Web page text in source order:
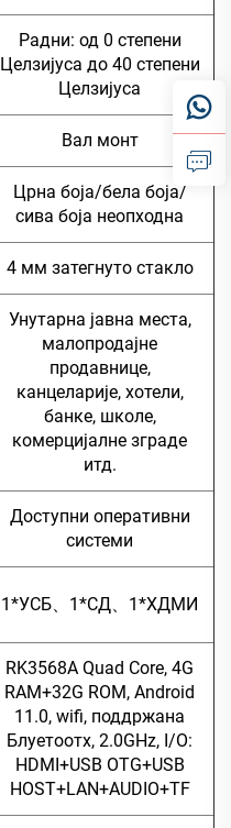
Радни: од 0 степени
Целзијуса до 40 степени
Целзијуса
Вал монт
Црна боја/бела боја/
сива боја неопходна
4 мм затегнуто стакло
Унутарна јавна места,
малопродајне
продавнице,
канцеларије, хотели,
банке, школе,
комерцијалне зграде
итд.
Доступни оперативни
системи
1*УСБ、1*СД、1*ХДМИ
RK3568A Quad Core, 4G
RAM+32G ROM, Android
11.0, wifi, поддржана
Блуетоотх, 2.0GHz, I/O:
HDMI+USB OTG+USB
HOST+LAN+AUDIO+TF